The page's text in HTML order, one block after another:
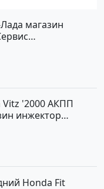
магазин
Vitz '2000 АКПП
инжектор
Honda Fit